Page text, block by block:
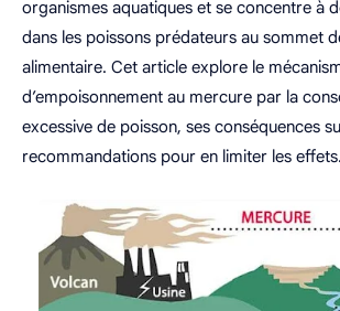
organismes aquatiques et se concentre à
dans les poissons prédateurs au sommet
alimentaire. Cet article explore le
d’empoisonnement au mercure par la
excessive de poisson, ses conséquences
recommandations pour en limiter les effets.